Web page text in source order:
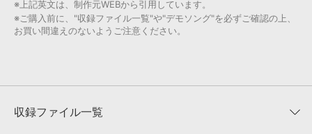
※上記英文は、制作元WEBから引用しています。
※ご購入前に、"収録ファイル一覧"や"デモソング"を必ずご確認の上、
お買い間違えのないようご注意ください。
収録ファイル一覧